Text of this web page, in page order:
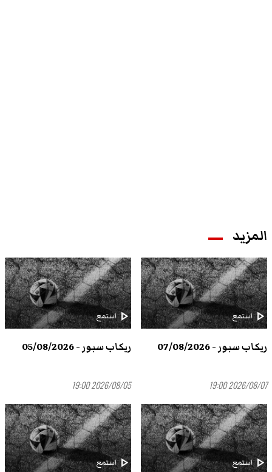
المزيد
play_arrowاستمع
ريكاب سبور - 07/08/2026
2026/08/07 19:00
play_arrowاستمع
ريكاب سبور - 05/08/2026
2026/08/05 19:00
play_arrowاستمع play_arrowاستمع